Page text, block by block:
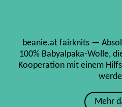
beanie.at fairknits —
100% Babyalpaka-Wolle,
Kooperation mit einem
Mehr